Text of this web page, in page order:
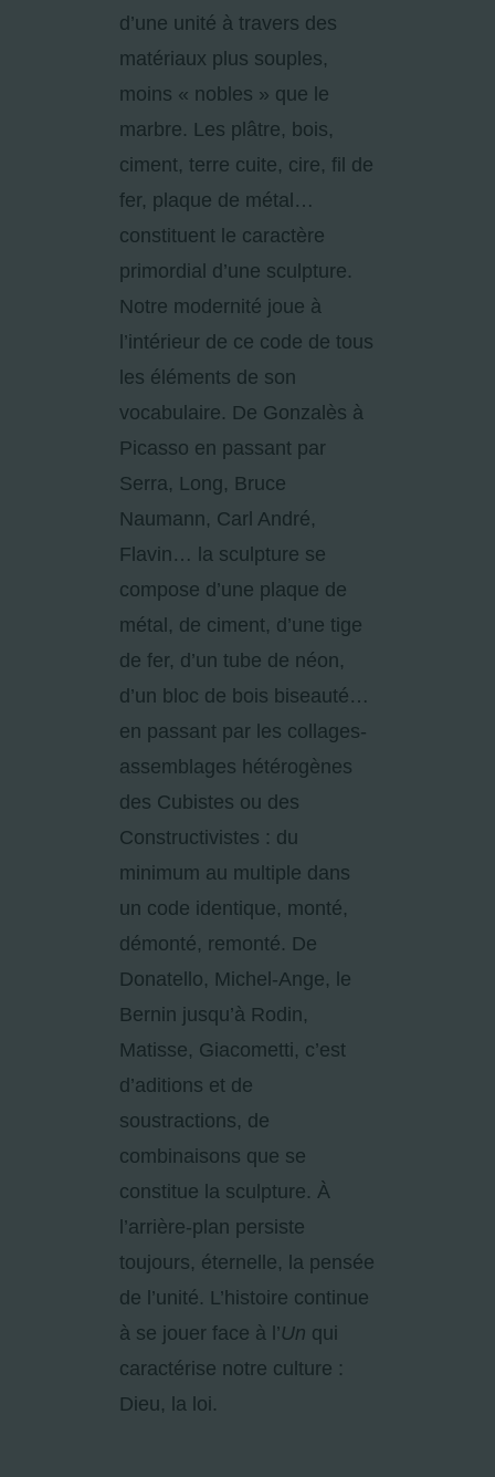
d’une unité à travers des
matériaux plus souples,
moins « nobles » que le
marbre. Les plâtre, bois,
ciment, terre cuite, cire, fil de
fer, plaque de métal…
constituent le caractère
primordial d’une sculpture.
Notre modernité joue à
l’intérieur de ce code de tous
les éléments de son
vocabulaire. De Gonzalès à
Picasso en passant par
Serra, Long, Bruce
Naumann, Carl André,
Flavin… la sculpture se
compose d’une plaque de
métal, de ciment, d’une tige
de fer, d’un tube de néon,
d’un bloc de bois biseauté…
en passant par les collages-
assemblages hétérogènes
des Cubistes ou des
Constructivistes : du
minimum au multiple dans
un code identique, monté,
démonté, remonté. De
Donatello, Michel-Ange, le
Bernin jusqu’à Rodin,
Matisse, Giacometti, c’est
d’aditions et de
soustractions, de
combinaisons que se
constitue la sculpture. À
l’arrière-plan persiste
toujours, éternelle, la pensée
de l’unité. L’histoire continue
à se jouer face à l’Un qui
caractérise notre culture :
Dieu, la loi.